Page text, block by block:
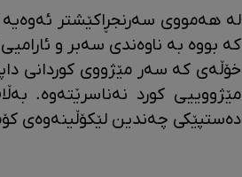
لە هەمووی سەرنجڕاکێشتر
کە بووە بە ناوەندی سەبر و
خۆڵەی کە سەر مێژووی کوردانی
مێژووییی کورد نەناسرێتەوە.
دەستپێکی چەندین لێکۆڵینەوەی